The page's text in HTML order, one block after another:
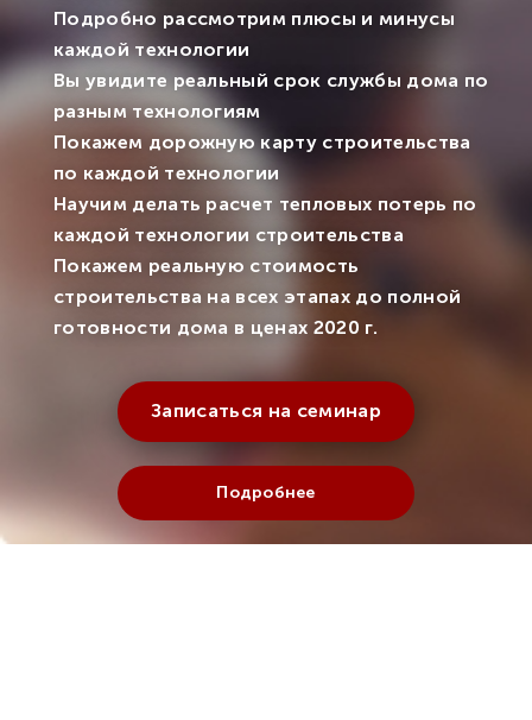
Подробно рассмотрим плюсы и минусы
каждой технологии
Вы увидите реальный срок службы дома по
разным технологиям
Покажем дорожную карту строительства
по каждой технологии
Научим делать расчет тепловых потерь по
каждой технологии строительства
Покажем реальную стоимость
строительства на всех этапах до полной
готовности дома в ценах 2020 г.
Записаться на семинар
Подробнее